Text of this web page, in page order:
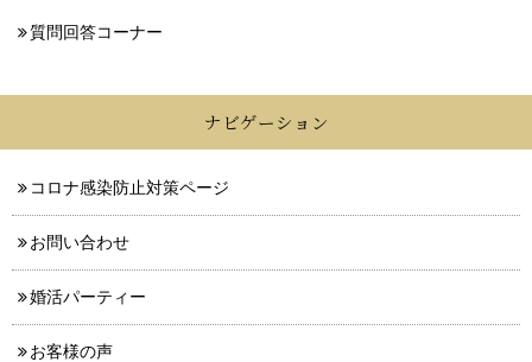
質問回答コーナー
ナビゲーション
コロナ感染防止対策ページ
お問い合わせ
婚活パーティー
お客様の声